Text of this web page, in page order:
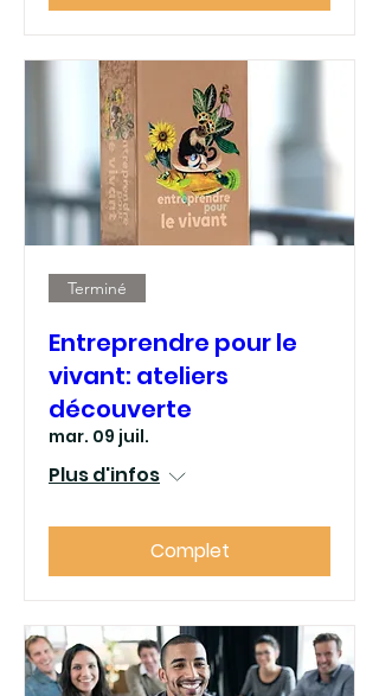
Terminé
Entreprendre pour le
vivant: ateliers
découverte
mar. 09 juil.
Plus d'infos
Complet